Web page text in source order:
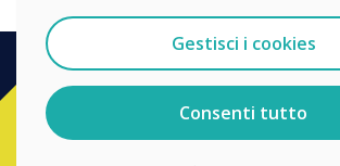
Vuoi
Gestisci i cookies
Consenti tutto
Accetto di ricevere comunicazioni
Per informazioni su come raccogliamo
vostri dati personali, visitate la nostra